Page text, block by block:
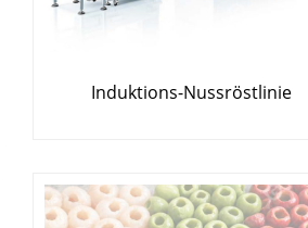
Induktions-Nussröstlinie